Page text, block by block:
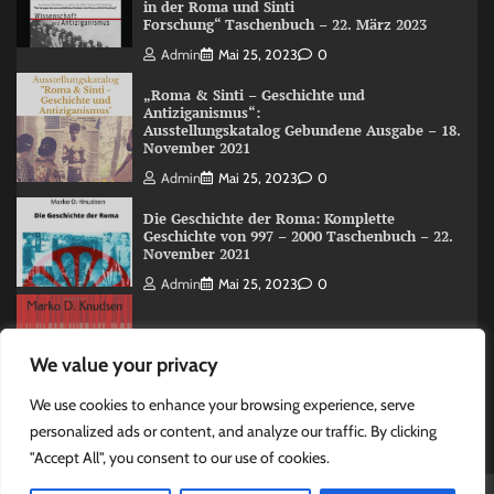
We value your privacy
We use cookies to enhance your browsing experience, serve
personalized ads or content, and analyze our traffic. By clicking
"Accept All", you consent to our use of cookies.
in der Roma und Sinti
Forschung“ Taschenbuch – 22. März 2023
Admin Mai 25, 2023 0
„Roma & Sinti – Geschichte und
Antiziganismus“:
Ausstellungskatalog Gebundene Ausgabe – 18.
November 2021
Admin Mai 25, 2023 0
Die Geschichte der Roma: Komplette
Geschichte von 997 – 2000 Taschenbuch – 22.
November 2021
Admin Mai 25, 2023 0
The Roma (Romani) History: A Overview 997
-2000 Taschenbuch – 15. Juni 2020
Admin Mai 25, 2023 0